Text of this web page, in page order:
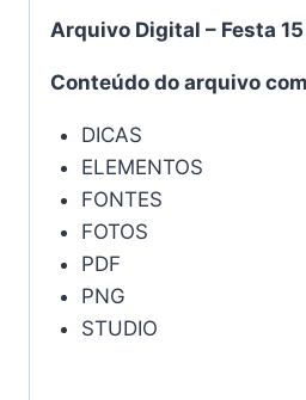
Arquivo Digital – Festa
Conteúdo do arquivo
DICAS
ELEMENTOS
FONTES
FOTOS
PDF
PNG
STUDIO